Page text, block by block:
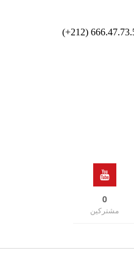
0
مشتركين